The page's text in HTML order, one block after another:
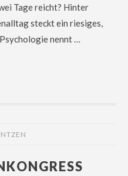
Tage reicht? Hinter
steckt ein riesiges,
nennt …